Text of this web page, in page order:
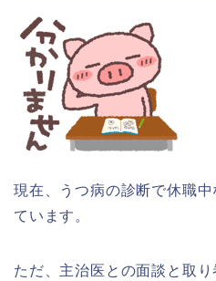
現在、うつ病の診断で休職
ています。
ただ、主治医との面談と取